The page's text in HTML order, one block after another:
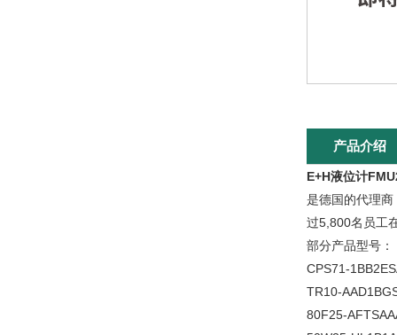
产品介绍
E+H液位计
是德国的代理
过5,800名员工
部分产品型号：
CPS71-
TR10-
80F25-